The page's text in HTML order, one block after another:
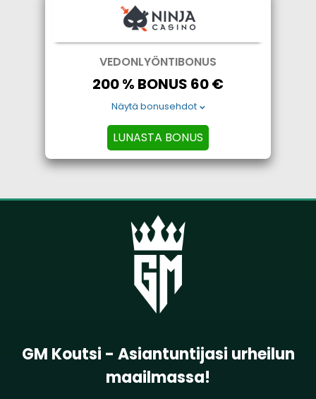
VEDONLYÖNTIBONUS
200 % BONUS 60 €
Näytä bonusehdot
LUNASTA BONUS
GM Koutsi - Asiantuntijasi urheilun
maailmassa!